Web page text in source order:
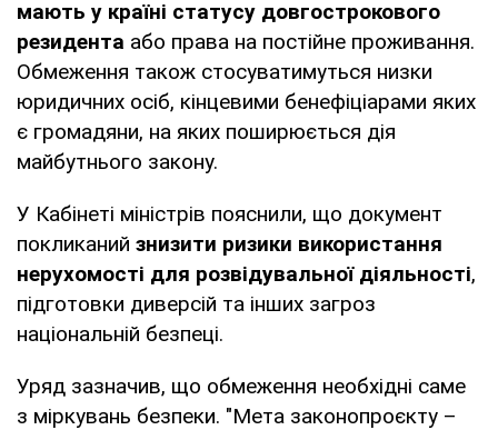
мають у країні статусу довгострокового
резидента або права на постійне проживання.
Обмеження також стосуватимуться низки
юридичних осіб, кінцевими бенефіціарами яких
є громадяни, на яких поширюється дія
майбутнього закону.
У Кабінеті міністрів пояснили, що документ
покликаний знизити ризики використання
нерухомості для розвідувальної діяльності,
підготовки диверсій та інших загроз
національній безпеці.
Уряд зазначив, що обмеження необхідні саме
з міркувань безпеки. "Мета законопроєкту –